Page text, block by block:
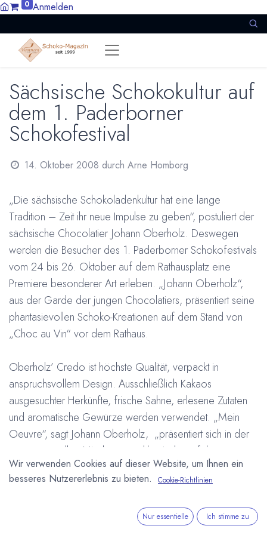
0 Anmelden
Sächsische Schokokultur auf
dem 1. Paderborner
Schokofestival
14. Oktober 2008 durch Arne Homborg
„Die sächsische Schokoladenkultur hat eine lange
Tradition – Zeit ihr neue Impulse zu geben“, postuliert der
sächsische Chocolatier Johann Oberholz. Deswegen
werden die Besucher des 1. Paderborner Schokofestivals
vom 24 bis 26. Oktober auf dem Rathausplatz eine
Premiere besonderer Art erleben. „Johann Oberholz“,
aus der Garde der jungen Chocolatiers, präsentiert seine
phantasievollen Schoko-Kreationen auf dem Stand von
„Choc au Vin“ vor dem Rathaus.
Oberholz’ Credo ist höchste Qualität, verpackt in
anspruchsvollem Design. Ausschließlich Kakaos
ausgesuchter Herkünfte, frische Sahne, erlesene Zutaten
und aromatische Gewürze werden verwendet. „Mein
Oeuvre“, sagt Johann Oberholz, „präsentiert sich in der
spannungsvollen Mischung aus klassisch perfekten
Pralinen und modern gestalteten Kompositionen in
Schokolade“.
Johann Oberholz fertigt seine handgeschöpften Tafeln
Wir verwenden Cookies auf dieser Website, um Ihnen ein
besseres Nutzererlebnis zu bieten.
Cookie-Richtlinien
Nur essentielle Ich stimme zu